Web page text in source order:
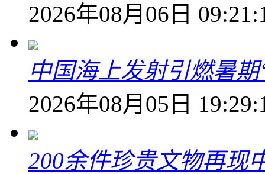
2026年08月06日
中国海上发射引燃暑
2026年08月05日
200余件珍贵文物再现